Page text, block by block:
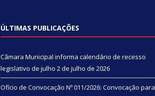
ÚLTIMAS PUBLICAÇÕES
Câmara Municipal informa calendário de recesso
legislativo de julho 2 de julho de 2026
Ofício de Convocação Nº 011/2026: Convocação para